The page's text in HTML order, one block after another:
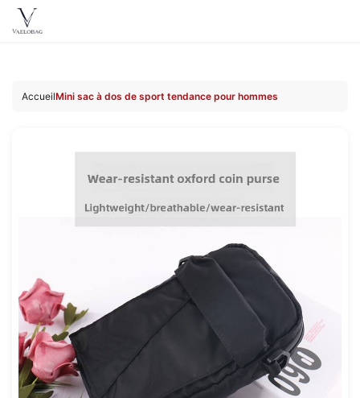
principal
Vaelobag
AccueilMini sac à dos de sport tendance pour hommes